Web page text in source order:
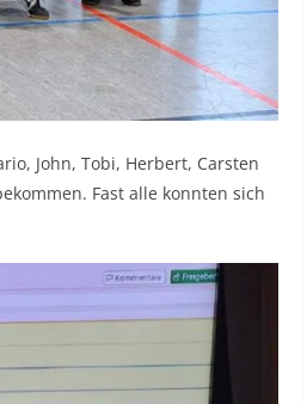
John, Tobi, Herbert, Carsten
Fast alle konnten sich